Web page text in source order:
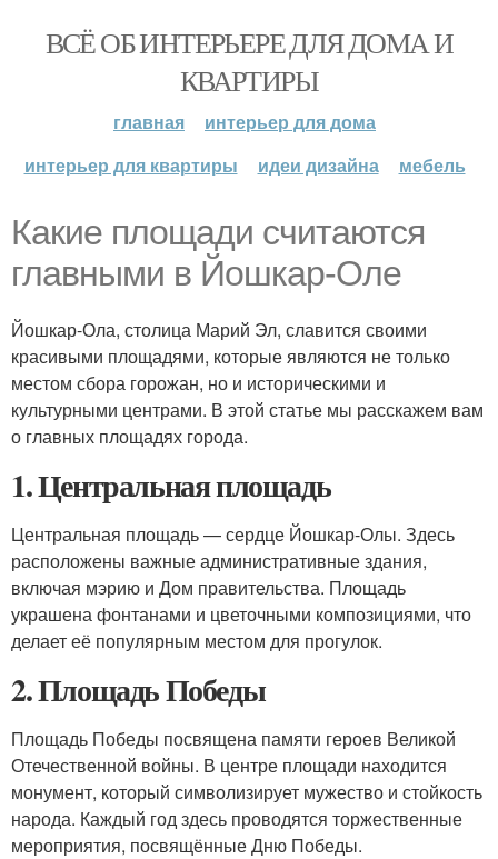
ВСЁ ОБ ИНТЕРЬЕРЕ ДЛЯ ДОМА И
КВАРТИРЫ
главная
интерьер для дома
интерьер для квартиры
идеи дизайна мебель
Какие площади считаются
главными в Йошкар-Оле
Йошкар-Ола, столица Марий Эл, славится своими
красивыми площадями, которые являются не только
местом сбора горожан, но и историческими и
культурными центрами. В этой статье мы расскажем вам
о главных площадях города.
1. Центральная площадь
Центральная площадь — сердце Йошкар-Олы. Здесь
расположены важные административные здания,
включая мэрию и Дом правительства. Площадь
украшена фонтанами и цветочными композициями, что
делает её популярным местом для прогулок.
2. Площадь Победы
Площадь Победы посвящена памяти героев Великой
Отечественной войны. В центре площади находится
монумент, который символизирует мужество и стойкость
народа. Каждый год здесь проводятся торжественные
мероприятия, посвящённые Дню Победы.